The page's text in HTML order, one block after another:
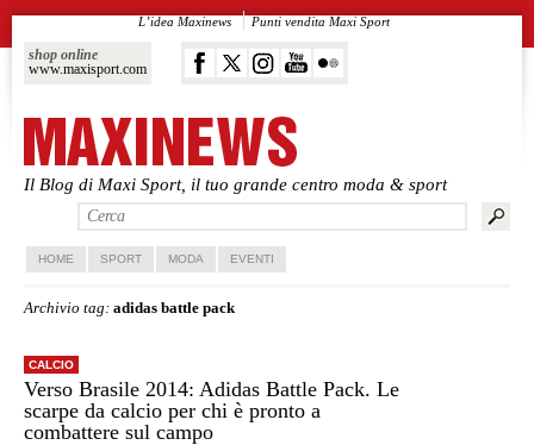
Il Blog di Maxi Sport, il tuo grande centro moda & sport
shop online
www.maxisport.com
L’idea Maxinews Punti vendita Maxi Sport
Vai al contenuto principale
Vai al contenuto secondario
HOME SPORT MODA EVENTI
Archivio tag:adidas battle pack
CALCIO
Verso Brasile 2014: Adidas Battle Pack. Le
scarpe da calcio per chi è pronto a
combattere sul campo